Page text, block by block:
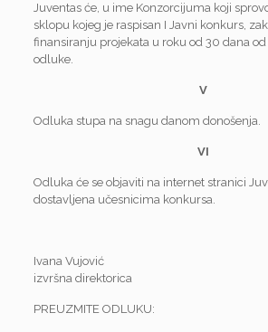
Juventas će, u ime Konzorcijuma koji
sklopu kojeg je raspisan I Javni konkurs,
finansiranju projekata u roku od 30 dana
odluke.
V
Odluka stupa na snagu danom donošenja.
VI
Odluka će se objaviti na internet stranici
dostavljena učesnicima konkursa.
Ivana Vujović
izvršna direktorica
PREUZMITE ODLUKU: